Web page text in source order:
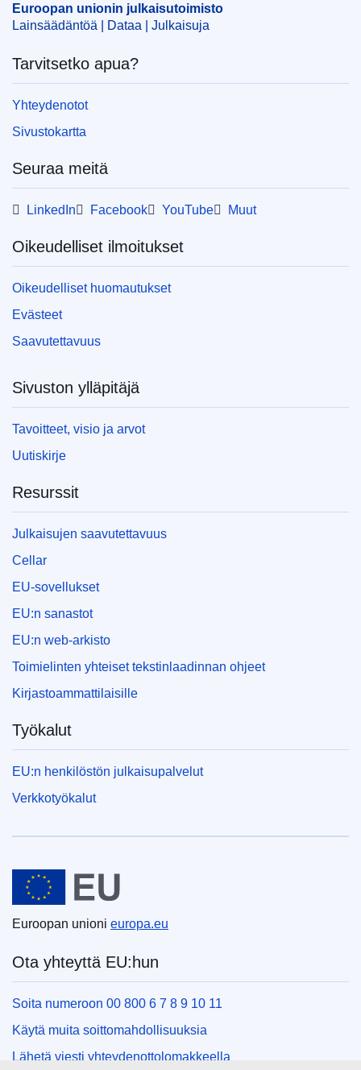
Euroopan unionin julkaisutoimisto
Lainsäädäntöä | Dataa | Julkaisuja
Tarvitsetko apua?
Yhteydenotot
Sivustokartta
Seuraa meitä
LinkedIn Facebook YouTube Muut
Oikeudelliset ilmoitukset
Oikeudelliset huomautukset
Evästeet
Saavutettavuus
Sivuston ylläpitäjä
Tavoitteet, visio ja arvot
Uutiskirje
Resurssit
Julkaisujen saavutettavuus
Cellar
EU-sovellukset
EU:n sanastot
EU:n web-arkisto
Toimielinten yhteiset tekstinlaadinnan ohjeet
Kirjastoammattilaisille
Työkalut
EU:n henkilöstön julkaisupalvelut
Verkkotyökalut
Euroopan unioni
Euroopan unioni europa.eu
Ota yhteyttä EU:hun
Soita numeroon 00 800 6 7 8 9 10 11
Käytä muita soittomahdollisuuksia
Lähetä viesti yhteydenottolomakkeella